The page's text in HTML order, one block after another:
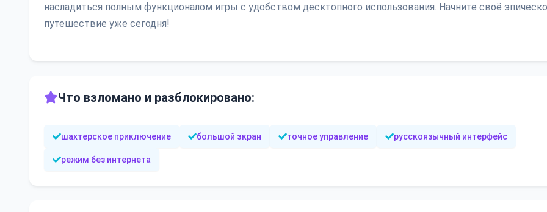
насладиться полным функционалом игры с удобством десктопного использования. Начните своё
путешествие уже сегодня!
Что взломано и разблокировано:
шахтерское приключение большой экран точное управление русскоязычный интерфейс
режим без интернета